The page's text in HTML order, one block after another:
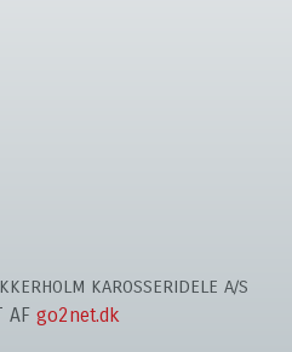
KAROSSERIDELE A/S
AF go2net.dk